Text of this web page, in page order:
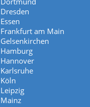
Dresden
Essen
Frankfurt am Main
Gelsenkirchen
Hamburg
Hannover
Karlsruhe
Köln
Leipzig
Mainz